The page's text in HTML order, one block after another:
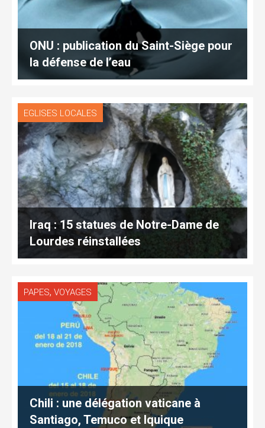
ONU : publication du Saint-Siège pour
la défense de l’eau
EGLISES LOCALES
Iraq : 15 statues de Notre-Dame de
Lourdes réinstallées
PAPES, VOYAGES
Chili : une délégation vaticane à
Santiago, Temuco et Iquique